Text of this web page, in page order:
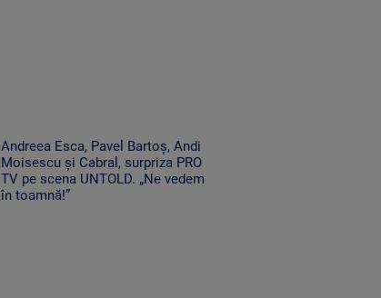
Andreea Esca, Pavel Bartoș, Andi
Moisescu și Cabral, surpriza PRO
TV pe scena UNTOLD. „Ne vedem
în toamnă!”